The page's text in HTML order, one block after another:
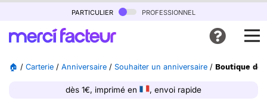
particulier professionnel
🏠 / Carterie / Anniversaire / Souhaiter un anniversaire / Boutique de
dès 1€, imprimé en , envoi rapide